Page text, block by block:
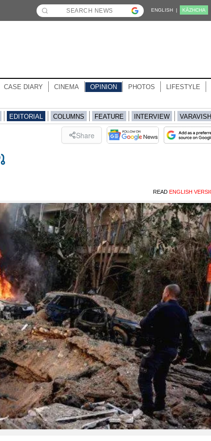
ENGLISH | KĀZHCHA
CASE DIARY CINEMA OPINION PHOTOS LIFESTYLE
EDITORIAL COLUMNS FEATURE INTERVIEW
Share
READ ENGLISH